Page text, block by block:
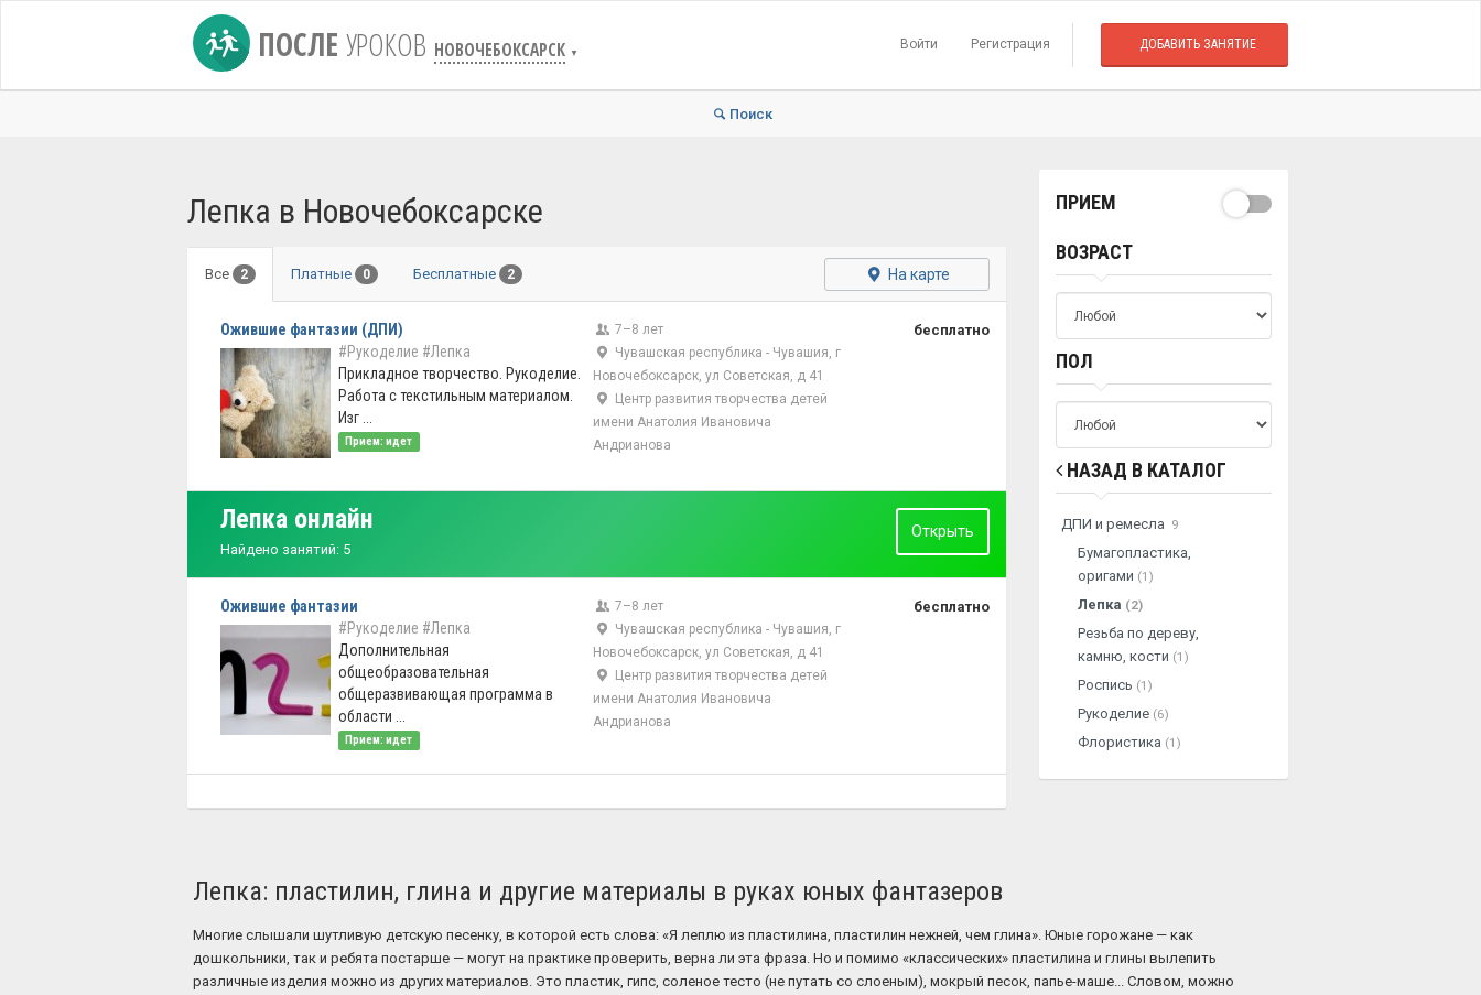
ПОСЛЕ УРОКОВ НОВОЧЕБОКСАРСК ▼
Войти Регистрация ДОБАВИТЬ ЗАНЯТИЕ
Поиск
Лепка в Новочебоксарске
Все 2 Платные 0 Бесплатные 2 На карте
Ожившие фантазии (ДПИ)
#Рукоделие #Лепка
Прикладное творчество. Рукоделие.
Работа с текстильным материалом.
Изг ...
Прием: идет
7–8 лет
Чувашская республика - Чувашия, г
Новочебоксарск, ул Советская, д 41
Центр развития творчества детей
имени Анатолия Ивановича
Андрианова
бесплатно
Лепка онлайн
Найдено занятий: 5
Открыть
Ожившие фантазии
#Рукоделие #Лепка
Дополнительная
общеобразовательная
общеразвивающая программа в
области ...
Прием: идет
7–8 лет
Чувашская республика - Чувашия, г
Новочебоксарск, ул Советская, д 41
Центр развития творчества детей
имени Анатолия Ивановича
Андрианова
бесплатно
ПРИЕМ
ВОЗРАСТ
ПОЛ
НАЗАД В КАТАЛОГ
ДПИ и ремесла 9
Бумагопластика,
оригами (1)
Лепка (2)
Резьба по дереву,
камню, кости (1)
Роспись (1)
Рукоделие (6)
Флористика (1)
Лепка: пластилин, глина и другие материалы в руках юных фантазеров
Многие слышали шутливую детскую песенку, в которой есть слова: «Я леплю из пластилина, пластилин нежней, чем глина». Юные горожане — как
дошкольники, так и ребята постарше — могут на практике проверить, верна ли эта фраза. Но и помимо «классических» пластилина и глины вылепить
различные изделия можно из других материалов. Это пластик, гипс, соленое тесто (не путать со слоеным), мокрый песок, папье-маше... Словом, можно